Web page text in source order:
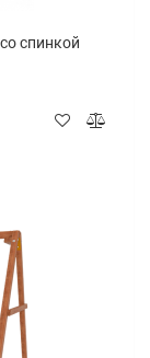
спинкой